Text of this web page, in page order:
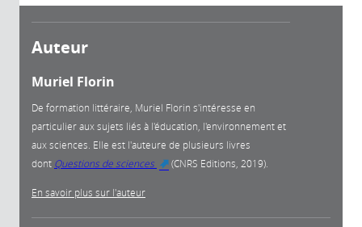
Auteur
Muriel Florin
De formation littéraire, Muriel Florin s'intéresse en
particulier aux sujets liés à l'éducation, l'environnement et
aux sciences. Elle est l'auteure de plusieurs livres
dont Questions de sciences (link is external)
(CNRS Editions, 2019).
En savoir plus sur l'auteur